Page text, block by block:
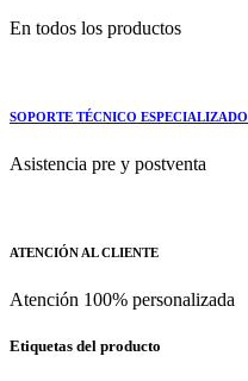
En todos los productos
SOPORTE TÉCNICO ESPECIALIZADO
Asistencia pre y postventa
ATENCIÓN AL CLIENTE
Atención 100% personalizada
Etiquetas del producto